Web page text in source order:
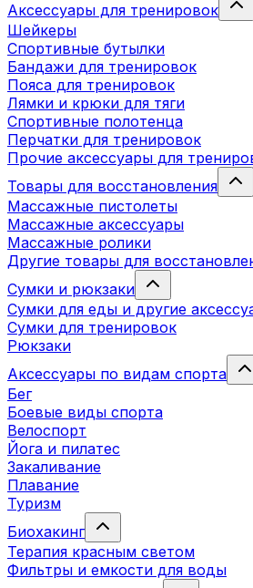
Аксессуары для тренировок
Шейкеры
Спортивные бутылки
Бандажи для тренировок
Пояса для тренировок
Лямки и крюки для тяги
Спортивные полотенца
Перчатки для тренировок
Прочие аксессуары для
Товары для восстановления
Массажные пистолеты
Массажные аксессуары
Массажные ролики
Другие товары для
Сумки и рюкзаки
Сумки для еды и другие
Сумки для тренировок
Рюкзаки
Аксессуары по видам спорта
Бег
Боевые виды спорта
Велоспорт
Йога и пилатес
Закаливание
Плавание
Туризм
Биохакинг
Терапия красным светом
Фильтры и емкости для воды